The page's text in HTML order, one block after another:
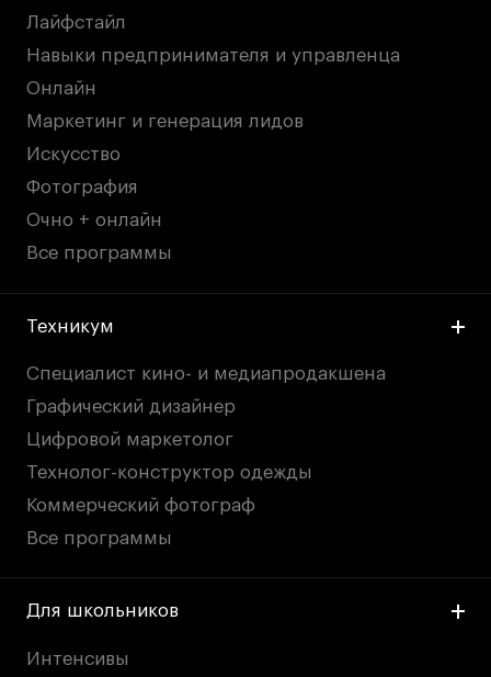
Лайфстайл
Навыки предпринимателя и управленца
Онлайн
Маркетинг и генерация лидов
Искусство
Фотография
Очно + онлайн
Все программы
Техникум
Специалист кино- и медиапродакшена
Графический дизайнер
Цифровой маркетолог
Технолог-конструктор одежды
Коммерческий фотограф
Все программы
Для школьников
Интенсивы